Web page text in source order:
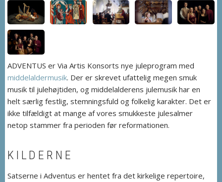
ADVENTUS er Via Artis Konsorts nye juleprogram med
middelaldermusik. Der er skrevet ufattelig megen smuk
musik til julehøjtiden, og middelalderens julemusik har en
helt særlig festlig, stemningsfuld og folkelig karakter. Det er
ikke tilfældigt at mange af vores smukkeste julesalmer
netop stammer fra perioden før reformationen.
KILDERNE
Satserne i Adventus er hentet fra det kirkelige repertoire,